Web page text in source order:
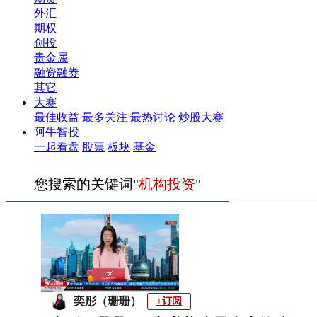
外汇
期权
创投
贵金属
融资融券
其它
大赛
最佳收益 最多关注 最热讨论 炒股大赛
阿牛智投
一起看盘 股票 板块 基金
您搜索的关键词"机构投资"
奕彤（珊珊） +订阅